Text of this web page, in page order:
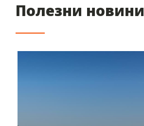
Полезни новини